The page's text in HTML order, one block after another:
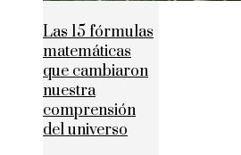
Las 15 fórmulas
matemáticas
que cambiaron
nuestra
comprensión
del universo